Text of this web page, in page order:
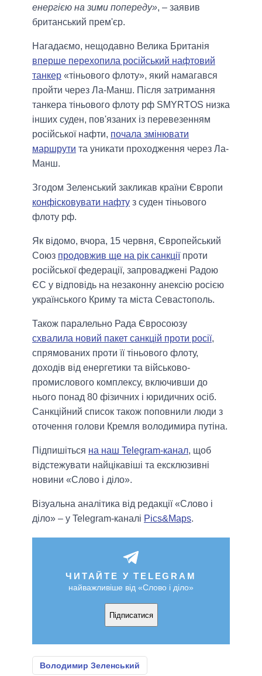
енергією на зими попереду», – заявив
британський прем'єр.
Нагадаємо, нещодавно Велика Британія
вперше перехопила російський нафтовий
танкер «тіньового флоту», який намагався
пройти через Ла-Манш. Після затримання
танкера тіньового флоту рф SMYRTOS низка
інших суден, пов'язаних із перевезенням
російської нафти, почала змінювати
маршрути та уникати проходження через Ла-
Манш.
Згодом Зеленський закликав країни Європи
конфісковувати нафту з суден тіньового
флоту рф.
Як відомо, вчора, 15 червня, Європейський
Союз продовжив ще на рік санкціїпроти
російської федерації, запроваджені Радою
ЄС у відповідь на незаконну анексію росією
українського Криму та міста Севастополь.
Також паралельно Рада Євросоюзу
схвалила новий пакет санкцій проти росії,
спрямованих проти її тіньового флоту,
доходів від енергетики та військово-
промислового комплексу, включивши до
нього понад 80 фізичних і юридичних осіб.
Санкційний список також поповнили люди з
оточення голови Кремля володимира путіна.
Підпишіться на наш Telegram-канал, щоб
відстежувати найцікавіші та ексклюзивні
новини «Слово і діло».
Візуальна аналітика від редакції «Слово і
діло» – у Telegram-каналі Pics&Maps.
ЧИТАЙТЕ У TELEGRAM
найважливіше від «Слово і діло»
Підписатися
Володимир Зеленський